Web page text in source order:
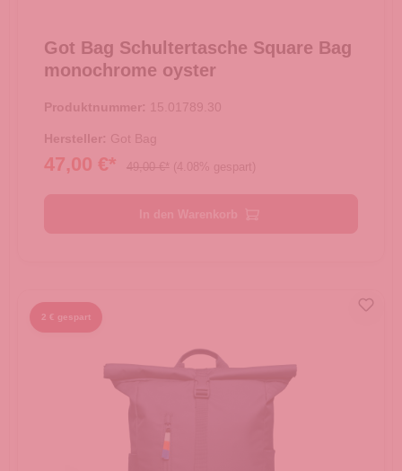
Got Bag Schultertasche Square Bag
monochrome oyster
Produktnummer: 15.01789.30
Hersteller: Got Bag
47,00 €* 49,00 €* (4.08% gespart)
2 € gespart